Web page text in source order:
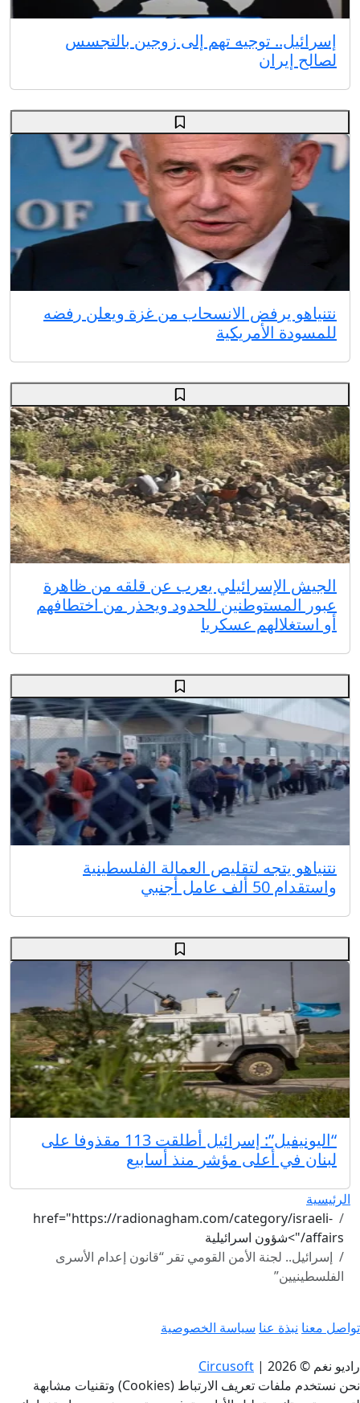
إسرائيل.. توجيه تهم إلى زوجين بالتجسس
لصالح إيران
نتنياهو يرفض الانسحاب من غزة ويعلن رفضه
للمسودة الأمريكية
الجيش الإسرائيلي يعرب عن قلقه من ظاهرة
عبور المستوطنين للحدود ويحذر من اختطافهم
أو استغلالهم عسكريا
نتنياهو يتجه لتقليص العمالة الفلسطينية
واستقدام 50 ألف عامل أجنبي
“اليونيفيل”: إسرائيل أطلقت 113 مقذوفا على
لبنان في أعلى مؤشر منذ أسابيع
الرئيسية
href="https://radionagham.com/category/israeli-
affairs/">شؤون اسرائيلية
إسرائيل.. لجنة الأمن القومي تقر “قانون إعدام الأسرى
الفلسطينيين”
تواصل معنا نبذة عنا سياسة الخصوصية
راديو نغم © 2026 |
Circusoft
نحن نستخدم ملفات تعريف الارتباط (Cookies) وتقنيات مشابهة